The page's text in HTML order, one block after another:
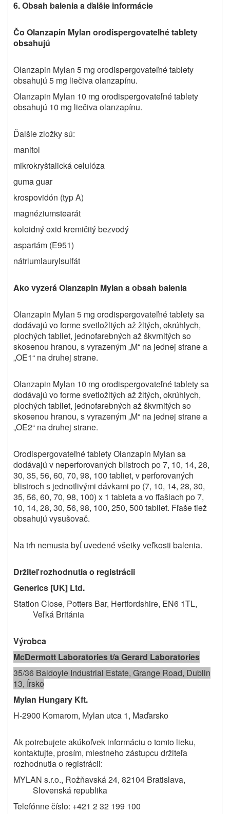
6. Obsah balenia a ďalšie informácie
Čo Olanzapin Mylan orodispergovateľné tablety
obsahujú
Olanzapin Mylan 5 mg orodispergovateľné tablety
obsahujú 5 mg liečiva olanzapínu.
Olanzapin Mylan 10 mg orodispergovateľné tablety
obsahujú 10 mg liečiva olanzapínu.
Ďalšie zložky sú:
manitol
mikrokryštalická celulóza
guma guar
krospovidón (typ A)
magnéziumstearát
koloidný oxid kremičitý bezvodý
aspartám (E951)
nátriumlaurylsulfát
Ako vyzerá Olanzapin Mylan a obsah balenia
Olanzapin Mylan 5 mg orodispergovateľné tablety sa
dodávajú vo forme svetložltých až žltých, okrúhlych,
plochých tabliet, jednofarebných až škvrnitých so
skosenou hranou, s vyrazeným „M“ na jednej strane a
„OE1“ na druhej strane.
Olanzapin Mylan 10 mg orodispergovateľné tablety sa
dodávajú vo forme svetložltých až žltých, okrúhlych,
plochých tabliet, jednofarebných až škvrnitých so
skosenou hranou, s vyrazeným „M“ na jednej strane a
„OE2“ na druhej strane.
Orodispergovateľné tablety Olanzapin Mylan sa
dodávajú v neperforovaných blistroch po 7, 10, 14, 28,
30, 35, 56, 60, 70, 98, 100 tabliet, v perforovaných
blistroch s jednotlivými dávkami po (7, 10, 14, 28, 30,
35, 56, 60, 70, 98, 100) x 1 tableta a vo fľašiach po 7,
10, 14, 28, 30, 56, 98, 100, 250, 500 tabliet. Fľaše tiež
obsahujú vysušovač.
Na trh nemusia byť uvedené všetky veľkosti balenia.
Držiteľ rozhodnutia o registrácii
Generics [UK] Ltd.
Station Close, Potters Bar, Hertfordshire, EN6 1TL,
Veľká Británia
Výrobca
McDermott Laboratories t/a Gerard Laboratories
35/36 Baldoyle Industrial Estate, Grange Road, Dublin
13, Írsko
Mylan Hungary Kft.
H-2900 Komarom, Mylan utca 1, Maďarsko
Ak potrebujete akúkoľvek informáciu o tomto lieku,
kontaktujte, prosím, miestneho zástupcu držiteľa
rozhodnutia o registrácii:
MYLAN s.r.o., Rožňavská 24, 82104 Bratislava,
Slovenská republika
Telefónne číslo: +421 2 32 199 100